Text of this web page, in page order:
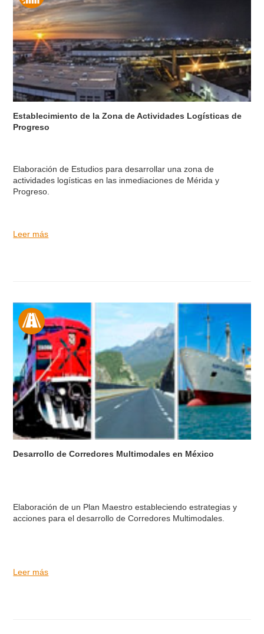
Establecimiento de la Zona de Actividades Logísticas de
Progreso
Elaboración de Estudios para desarrollar una zona de
actividades logísticas en las inmediaciones de Mérida y
Progreso.
Leer más
Desarrollo de Corredores Multimodales en México
Elaboración de un Plan Maestro estableciendo estrategias y
acciones para el desarrollo de Corredores Multimodales.
Leer más